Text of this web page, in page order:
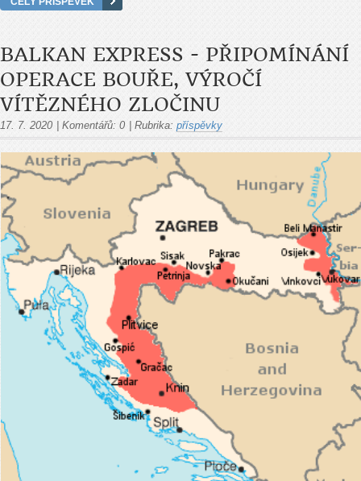
BALKAN EXPRESS - PŘIPOMÍNÁNÍ
OPERACE BOUŘE, VÝROČÍ
VÍTĚZNÉHO ZLOČINU
17. 7. 2020 Komentářů: 0 Rubrika: příspěvky